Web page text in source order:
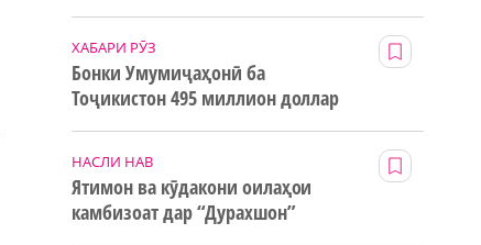
ХАБАРИ РӮЗ
Бонки Умумиҷаҳонӣ ба
Тоҷикистон 495 миллион доллар
НАСЛИ НАВ
Ятимон ва кӯдакони оилаҳои
камбизоат дар “Дурахшон”